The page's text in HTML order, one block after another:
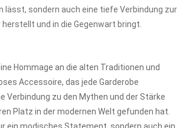
lässt, sondern auch eine tiefe Verbindung zur
und in die Gegenwart bringt.
Hommage an die alten Traditionen und
Accessoire, das jede Garderobe
Verbindung zu den Mythen und der Stärke
Platz in der modernen Welt gefunden hat.